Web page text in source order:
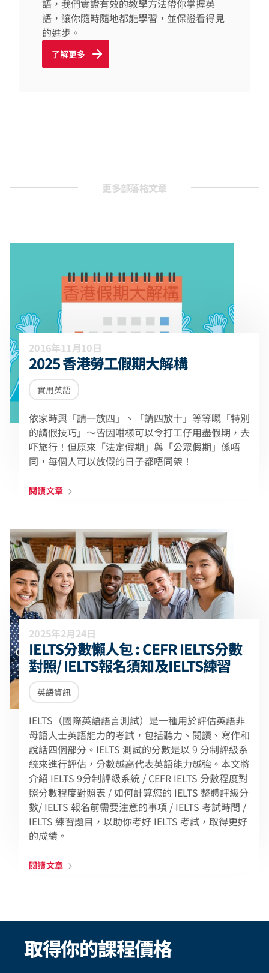
語，我們實證有效的教學方法帶你掌握英
語，讓你隨時隨地都能學習，並保證看得見
的進步。
了解更多
更多部落格文章
2016年11月10日
2025 香港勞工假期大解構
實用英語
依家時興「請一放四」、「請四放十」等等嘅「特別
的請假技巧」～皆因咁樣可以令打工仔用盡假期，去
吓旅行！但原來「法定假期」與「公眾假期」係唔
同，每個人可以放假的日子都唔同架！
閱讀文章
2025年2月24日
IELTS分數懶人包 : CEFR IELTS分數
對照/ IELTS報名須知及IELTS練習
英語資訊
IELTS（國際英語語言測試）是一種用於評估英語非
母語人士英語能力的考試，包括聽力、閱讀、寫作和
說話四個部分。IELTS 測試的分數是以 9 分制評級系
統來進行評估，分數越高代表英語能力越強。本文將
介紹 IELTS 9分制評級系統 / CEFR IELTS 分數程度對
照分數程度對照表 / 如何計算您的 IELTS 整體評級分
數/ IELTS 報名前需要注意的事項 / IELTS 考試時間 /
IELTS 練習題目，以助你考好 IELTS 考試，取得更好
的成績。
閱讀文章
取得你的課程價格